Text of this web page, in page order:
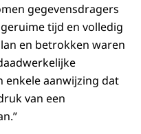
gegevensdragers
tijd en volledig
en betrokken waren
enkele aanwijzing dat
van een